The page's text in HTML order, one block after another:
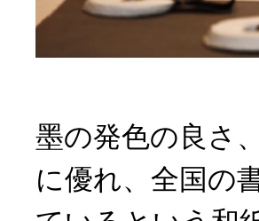
墨の発色の良さ
に優れ、全国の